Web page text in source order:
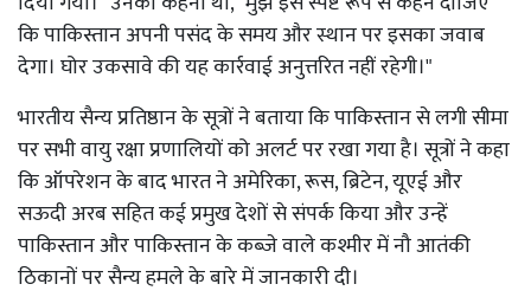
कि पाकिस्तान अपनी पसंद के समय और स्थान पर इसका जवाब
देगा। घोर उकसावे की यह कार्रवाई अनुत्तरित नहीं रहेगी।"
भारतीय सैन्य प्रतिष्ठान के सूत्रों ने बताया कि पाकिस्तान से लगी सीमा
पर सभी वायु रक्षा प्रणालियों को अलर्ट पर रखा गया है। सूत्रों ने कहा
कि ऑपरेशन के बाद भारत ने अमेरिका, रूस, ब्रिटेन, यूएई और
सऊदी अरब सहित कई प्रमुख देशों से संपर्क किया और उन्हें
पाकिस्तान और पाकिस्तान के कब्जे वाले कश्मीर में नौ आतंकी
ठिकानों पर सैन्य हमले के बारे में जानकारी दी।